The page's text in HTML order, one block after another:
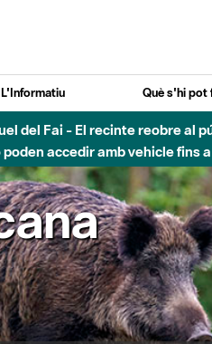
L'Informatiu Què s'hi pot
del Fai - El recinte reobre
accedir amb vehicle